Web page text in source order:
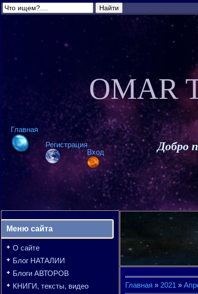
Главная
Регистрация
Вход
OMAR
Добро
Меню сайта
О сайте
Блог НАТАЛИИ
Блоги АВТОРОВ
КНИГИ, тексты, видео
Главная » 2021 »